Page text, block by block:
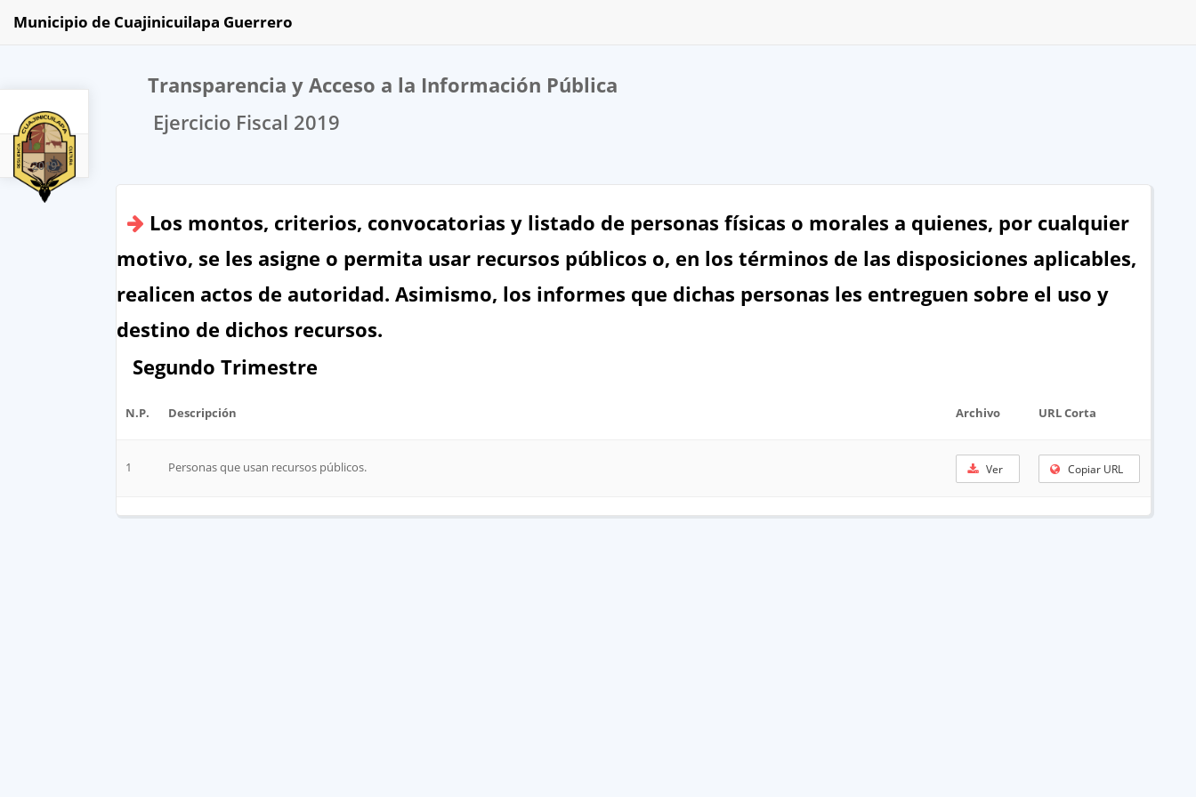
2019
Municipio de Cuajinicuilapa Guerrero
Transparencia y Acceso a la Información Pública
Ejercicio Fiscal 2019
Los montos, criterios, convocatorias y listado de personas físicas o morales a quienes, por cualquier
motivo, se les asigne o permita usar recursos públicos o, en los términos de las disposiciones aplicables,
realicen actos de autoridad. Asimismo, los informes que dichas personas les entreguen sobre el uso y
destino de dichos recursos.
Segundo Trimestre
N.P. Descripción Archivo URL Corta
1 Personas que usan recursos públicos. Ver Copiar URL